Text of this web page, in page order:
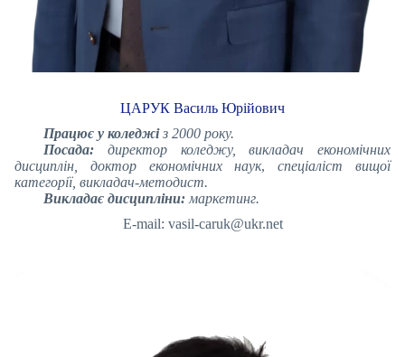
ЦАРУК Василь Юрійович
Працює у коледжіз 2000 року.
Посада: директор коледжу, викладач економічних
дисциплін, доктор економічних наук,спеціаліст вищої
категорії, викладач-методист.
Викладає дисципліни: маркетинг.
E-mail: vasil-caruk@ukr.net